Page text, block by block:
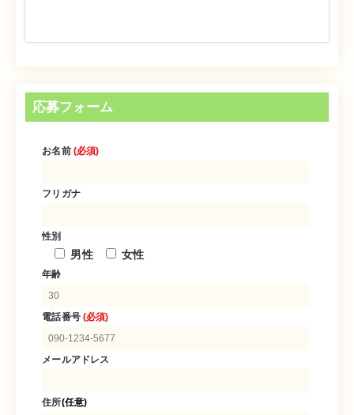
応募フォーム
お名前 (必須)
フリガナ
性別
男性 女性
年齢
電話番号 (必須)
メールアドレス
住所(任意)